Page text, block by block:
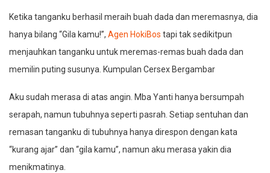
Ketika tanganku berhasil meraih buah dada dan meremasnya, dia
hanya bilang “Gila kamu!”, Agen HokiBos tapi tak sedikitpun
menjauhkan tanganku untuk meremas-remas buah dada dan
memilin puting susunya. Kumpulan Cersex Bergambar
Aku sudah merasa di atas angin. Mba Yanti hanya bersumpah
serapah, namun tubuhnya seperti pasrah. Setiap sentuhan dan
remasan tanganku di tubuhnya hanya direspon dengan kata
“kurang ajar” dan “gila kamu”, namun aku merasa yakin dia
menikmatinya.